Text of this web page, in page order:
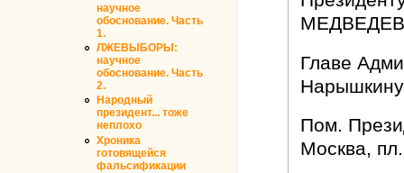
научное
обоснование. Часть
1.
ЛЖЕВЫБОРЫ:
научное
обоснование. Часть
2.
Народный
президент... тоже
неплохо
Хроника
готовящейся
фальсификации
Главе
Пом.
Москва,